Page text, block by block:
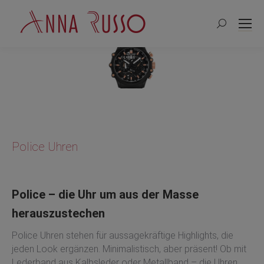
Search:
Police Uhren
Police – die Uhr um aus der Masse
herauszustechen
Police Uhren stehen für aussagekräftige Highlights, die
jeden Look ergänzen. Minimalistisch, aber präsent! Ob mit